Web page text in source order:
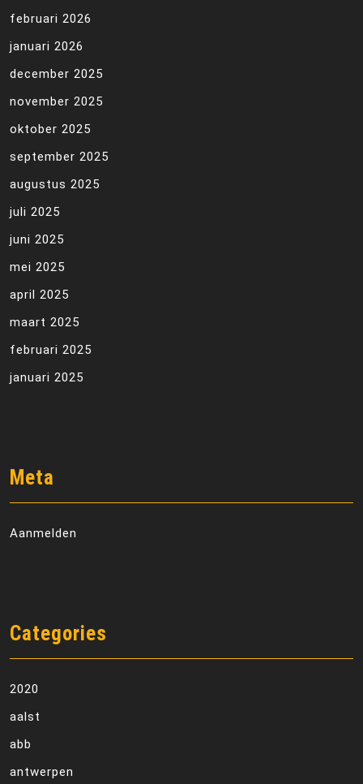
februari 2026
januari 2026
december 2025
november 2025
oktober 2025
september 2025
augustus 2025
juli 2025
juni 2025
mei 2025
april 2025
maart 2025
februari 2025
januari 2025
Meta
Aanmelden
Categories
2020
aalst
abb
antwerpen